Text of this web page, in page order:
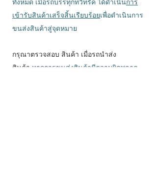
ทั้งหมด เมื่อรถบรรทุกทวีทรัค ได้ดำเนินการ
เข้ารับสินค้าเสร็จสิ้นเรียบร้อยเพื่อดำเนินการ
ขนส่งสินค้าสู่จุดหมาย
กรุณาตรวจสอบ สินค้า เมื่อรถนำส่ง
สินค้า หากการขนส่งสินค้ามีความผิดพลาด